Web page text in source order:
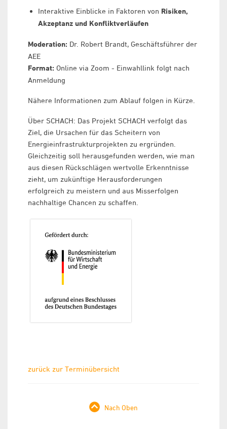
Interaktive Einblicke in Faktoren von Risiken,
Akzeptanz und Konfliktverläufen
Moderation: Dr. Robert Brandt, Geschäftsführer der
AEE
Format: Online via Zoom - Einwahllink folgt nach
Anmeldung
Nähere Informationen zum Ablauf folgen in Kürze.
Über SCHACH: Das Projekt SCHACH verfolgt das
Ziel, die Ursachen für das Scheitern von
Energieinfrastrukturprojekten zu ergründen.
Gleichzeitig soll herausgefunden werden, wie man
aus diesen Rückschlägen wertvolle Erkenntnisse
zieht, um zukünftige Herausforderungen
erfolgreich zu meistern und aus Misserfolgen
nachhaltige Chancen zu schaffen.
zurück zur Terminübersicht
Nach Oben